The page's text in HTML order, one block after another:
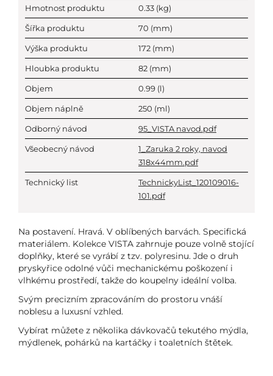
Hmotnost produktu 0.33 (kg)
Šířka produktu 70 (mm)
Výška produktu 172 (mm)
Hloubka produktu 82 (mm)
Objem 0.99 (l)
Objem náplně 250 (ml)
Odborný návod 95_VISTA navod.pdf
Všeobecný návod
1_Zaruka 2 roky, navod
318x44mm.pdf
Technický list
TechnickyList_120109016-
101.pdf
Na postavení. Hravá. V oblíbených barvách. Specifická
materiálem. Kolekce VISTA zahrnuje pouze volně stojící
doplňky, které se vyrábí z tzv. polyresinu. Jde o druh
pryskyřice odolné vůči mechanickému poškození i
vlhkému prostředí, takže do koupelny ideální volba.
Svým precizním zpracováním do prostoru vnáší
noblesu a luxusní vzhled.
Vybírat můžete z několika dávkovačů tekutého mýdla,
mýdlenek, pohárků na kartáčky i toaletních štětek.